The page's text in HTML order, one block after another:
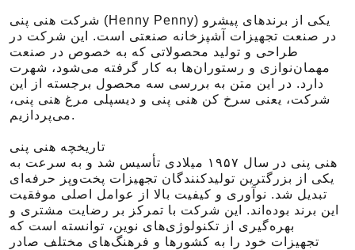
شرکت هنی پنی (Henny Penny) یکی از برندهای پیشرو
در صنعت تجهیزات آشپزخانه صنعتی است. این شرکت در
طراحی و تولید محصولاتی که به خصوص در صنعت
مهمان‌نوازی و رستوران‌ها به کار گرفته می‌شود، شهرت
دارد. در این متن به بررسی سه محصول برجسته از این
شرکت، یعنی سرخ کن هنی پنی و دیسپلی مرغ هنی پنی،
می‌پردازیم.
تاریخچه هنی پنی
هنی پنی در سال ۱۹۵۷ میلادی تأسیس شد و به سرعت به
یکی از بزرگترین تولیدکنندگان تجهیزات پخت‌وپز حرفه‌ای
تبدیل شد. نوآوری و کیفیت بالا از عوامل اصلی موفقیت
این برند بوده‌اند. این شرکت با تمرکز بر رضایت مشتری و
بهره‌گیری از تکنولوژی‌های نوین، توانسته است که
تجهیزات خود را به کشورها و فرهنگ‌های مختلف صادر